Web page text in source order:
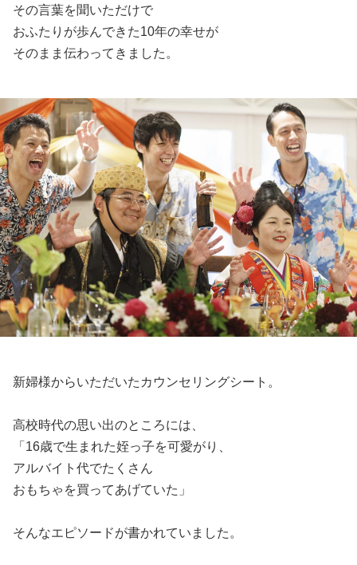
その言葉を聞いただけで
おふたりが歩んできた10年の幸せが
そのまま伝わってきました。
新婦様からいただいたカウンセリングシート。
高校時代の思い出のところには、
「16歳で生まれた姪っ子を可愛がり、
アルバイト代でたくさん
おもちゃを買ってあげていた」
そんなエピソードが書かれていました。